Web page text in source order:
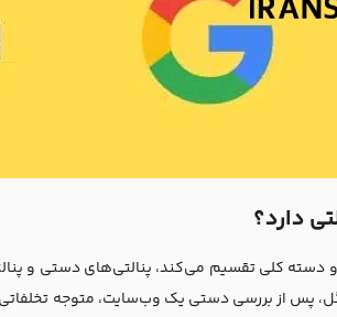
دارد؟
دسته کلی تقسیم می‌کند، پنالتی‌های دستی و
پس از بررسی دستی یک وب‌سایت، متوجه تخلفاتی